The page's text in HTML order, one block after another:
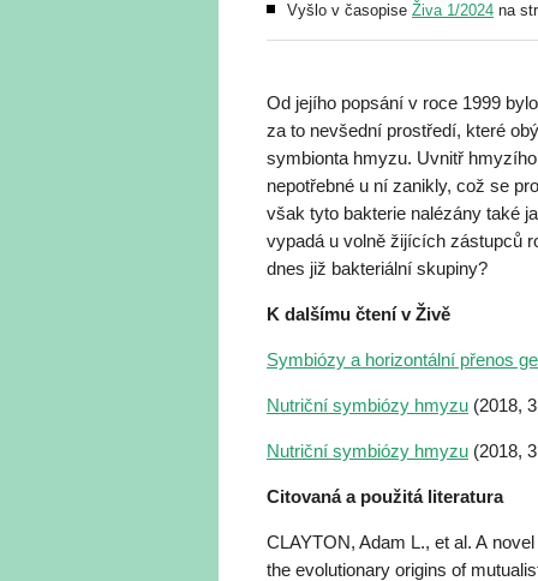
Vyšlo v časopise Živa 1/2024 na
Od jejího popsání v roce 1999
za to nevšední prostředí, které
symbionta hmyzu. Uvnitř
nepotřebné u ní zanikly, což se
však tyto bakterie nalézány také
vypadá u volně žijících zástupců
dnes již bakteriální skupiny?
K dalšímu čtení v Živě
Symbiózy a horizontální přenos
Nutriční symbiózy hmyzu (2018,
Nutriční symbiózy hmyzu (2018,
Citovaná a použitá literatura
CLAYTON, Adam L., et al. A
the evolutionary origins of